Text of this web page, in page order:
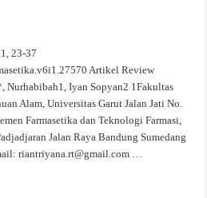
23-37
Artikel Review
Nurhabibah1, Iyan Sopyan2 1Fakultas
Alam, Universitas Garut Jalan Jati No.
Farmasetika dan Teknologi Farmasi,
Jalan Raya Bandung Sumedang
riantriyana.rt@gmail.com …